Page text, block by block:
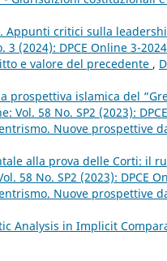
Appunti critici sulla
3 (2024): DPCE Online 3-2024
e valore del precedente ,
prospettiva islamica del
Vol. 58 No. SP2 (2023):
Nuove prospettive
alla prova delle Corti: il
58 No. SP2 (2023): DPCE
Nuove prospettive
Analysis in Implicit